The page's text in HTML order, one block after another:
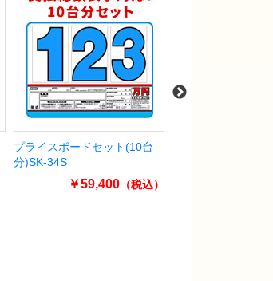
パピヨン（フラワー/スカイブ
ルー） 旗のみ
￥1,650 （税込）